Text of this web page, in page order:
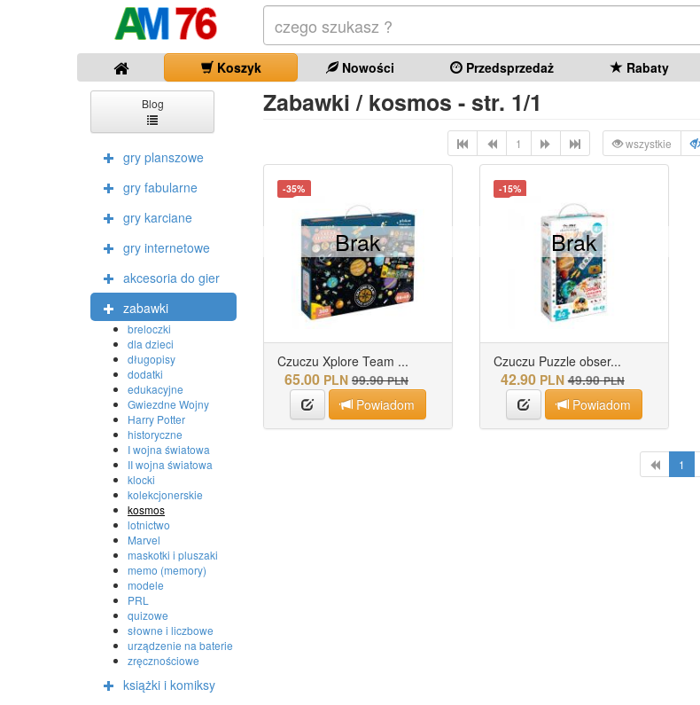
Koszyk Nowości Przedsprzedaż Rabaty
Blog
gry planszowe
gry fabularne
gry karciane
gry internetowe
akcesoria do gier
zabawki
breloczki
dla dzieci
długopisy
dodatki
edukacyjne
Gwiezdne Wojny
Harry Potter
historyczne
I wojna światowa
II wojna światowa
klocki
kolekcjonerskie
kosmos
lotnictwo
Marvel
maskotki i pluszaki
memo (memory)
modele
PRL
quizowe
słowne i liczbowe
urządzenie na baterie
zręcznościowe
książki i komiksy
Zabawki / kosmos - str. 1/1
1 wszystkie
-35%
Czuczu Xplore Team ...
65.00 PLN 99.90 PLN
Powiadom
Brak
-15%
Czuczu Puzzle obser...
42.90 PLN 49.90 PLN
Powiadom
Brak
1